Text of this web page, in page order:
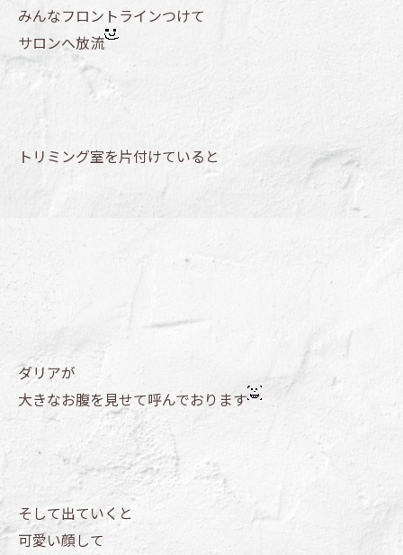
みんなフロントラインつけて
サロンへ放流
トリミング室を片付けていると
ダリアが
大きなお腹を見せて呼んでおります
そして出ていくと
可愛い顔して